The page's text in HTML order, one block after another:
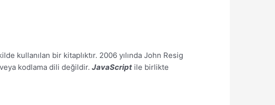
kullanılan bir kitaplıktır. 2006 yılında John Resig
kodlama dili değildir. JavaScriptile birlikte